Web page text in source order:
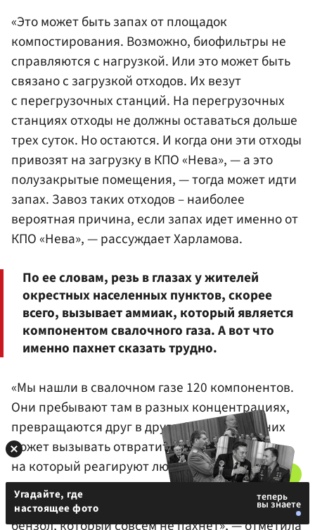
«Это может быть запах от площадок
компостирования. Возможно, биофильтры не
справляются с нагрузкой. Или это может быть
связано с загрузкой отходов. Их везут
с перегрузочных станций. На перегрузочных
станциях отходы не должны оставаться дольше
трех суток. Но остаются. И когда они эти отходы
привозят на загрузку в КПО «Нева», — а это
полузакрытые помещения, — тогда может идти
запах. Завоз таких отходов – наиболее
вероятная причина, если запах идет именно от
КПО «Нева», — рассуждает Харламова.
По ее словам, резь в глазах у жителей
окрестных населенных пунктов, скорее
всего, вызывает аммиак, который является
компонентом свалочного газа. А вот что
именно пахнет сказать трудно.
«Мы нашли в свалочном газе 120 компонентов.
Они пребывают там в разных концентрациях,
превращаются друг в друга. Много что из них
может вызывать отвратительный запах,
на который реагируют люди. Интересно, что
самые пахнущие компоненты вполне могут
быть безвредны. А есть, например, токсичный
бензол, который совсем не пахнет», — отметила
Угадайте, где
настоящее фото